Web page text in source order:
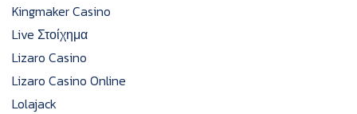
Kingmaker Casino
Live Στοίχημα
Lizaro Casino
Lizaro Casino Online
Lolajack